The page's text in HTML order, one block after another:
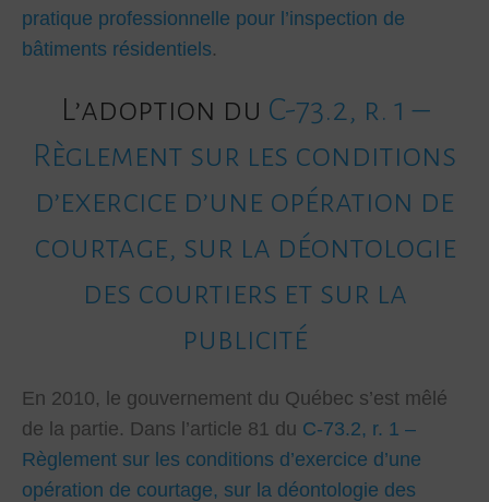
pratique professionnelle pour l’inspection de
bâtiments résidentiels.
L’adoption du C-73.2, r. 1 –
Règlement sur les conditions
d’exercice d’une opération de
courtage, sur la déontologie
des courtiers et sur la
publicité
En 2010, le gouvernement du Québec s’est mêlé
de la partie. Dans l’article 81 du C-73.2, r. 1 –
Règlement sur les conditions d’exercice d’une
opération de courtage, sur la déontologie des